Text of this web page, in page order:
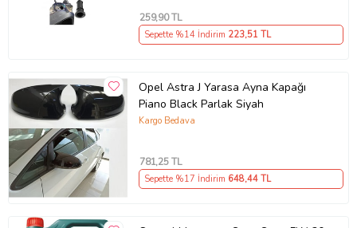
259,90 TL
Sepette %14 İndirim 223,51 TL
Opel Astra J Yarasa Ayna Kapağı
Piano Black Parlak Siyah
Kargo Bedava
781,25 TL
Sepette %17 İndirim 648,44 TL